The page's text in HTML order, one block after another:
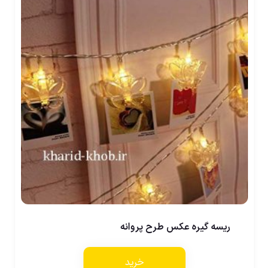
ریسه گیره عکس طرح پروانه
خرید